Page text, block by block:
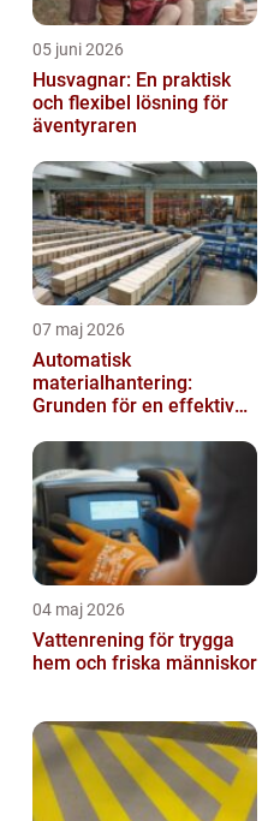
05 juni 2026
Husvagnar: En praktisk
och flexibel lösning för
äventyraren
07 maj 2026
Automatisk
materialhantering:
Grunden för en effektiv
04 maj 2026
Vattenrening för trygga
hem och friska människor